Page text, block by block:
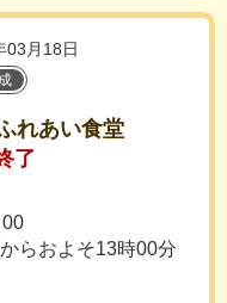
03月18日
れあい食堂
了
らおよそ13時00分